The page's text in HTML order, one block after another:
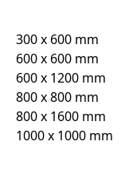
300 x 600 mm
600 x 600 mm
600 x 1200 mm
800 x 800 mm
800 x 1600 mm
1000 x 1000 mm